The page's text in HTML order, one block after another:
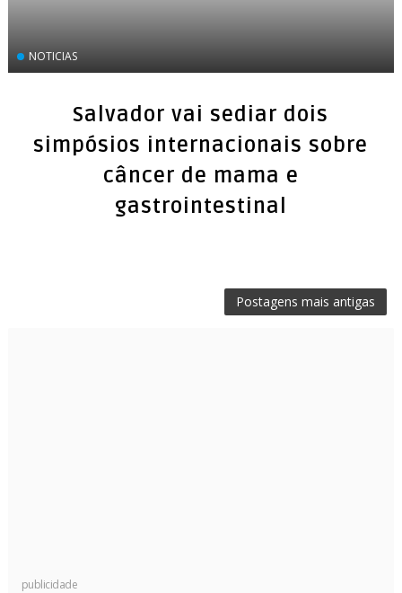
‏NOTICIAS
Salvador vai sediar dois
simpósios internacionais sobre
câncer de mama e
gastrointestinal
Postagens mais antigas
publicidade